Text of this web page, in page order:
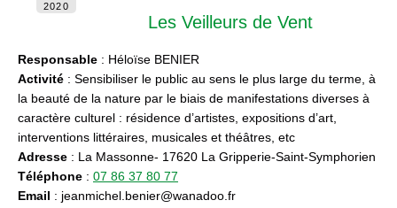
2020
Les Veilleurs de Vent
Responsable : Héloïse BENIER
Activité : Sensibiliser le public au sens le plus large du terme, à
la beauté de la nature par le biais de manifestations diverses à
caractère culturel : résidence d’artistes, expositions d’art,
interventions littéraires, musicales et théâtres, etc
Adresse : La Massonne- 17620 La Gripperie-Saint-Symphorien
Téléphone : 07 86 37 80 77
Email : jeanmichel.benier@wanadoo.fr